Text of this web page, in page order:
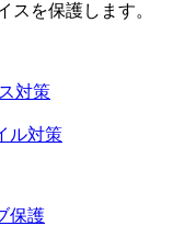
スを保護します。
対策
ル対策
保護